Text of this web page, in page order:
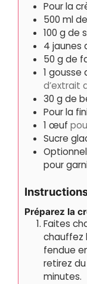
Pour la
500 ml
100 g de
4 jaunes
50 g de
1 gousse
d’extrait
30 g de
Pour la
1 œuf
Sucre
pour
Préparez la
Faites
chauffez
fendue
retirez
minutes.